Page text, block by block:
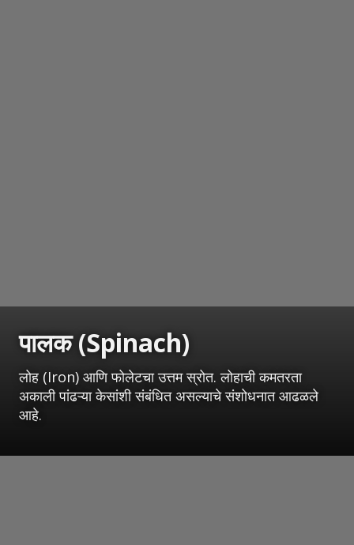
पालक (Spinach)
लोह (Iron) आणि फोलेटचा उत्तम स्रोत. लोहाची कमतरता
अकाली पांढऱ्या केसांशी संबंधित असल्याचे संशोधनात आढळले
आहे.